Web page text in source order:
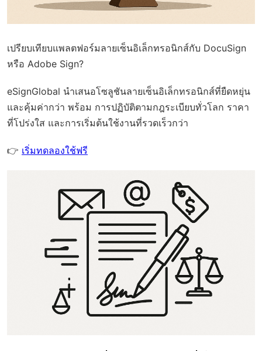
เปรียบเทียบแพลตฟอร์มลายเซ็นอิเล็กทรอนิกส์กับ DocuSign
หรือ Adobe Sign?
eSignGlobal นำเสนอโซลูชันลายเซ็นอิเล็กทรอนิกส์ที่ยืดหยุ่น
และคุ้มค่ากว่า พร้อม การปฏิบัติตามกฎระเบียบทั่วโลก ราคา
ที่โปร่งใส และการเริ่มต้นใช้งานที่รวดเร็วกว่า
👉 เริ่มทดลองใช้ฟรี